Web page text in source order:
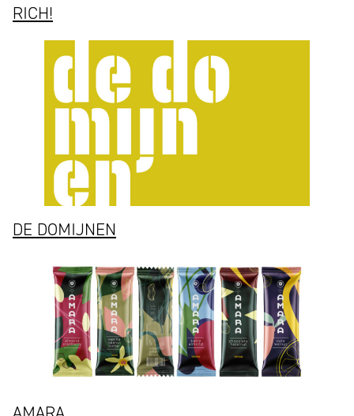
RICH!
DE DOMIJNEN